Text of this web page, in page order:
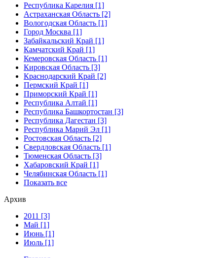
Республика Карелия [1]
Астраханская Область [2]
Вологодская Область [1]
Город Москва [1]
Забайкальский Край [1]
Камчатский Край [1]
Кемеровская Область [1]
Кировская Область [3]
Краснодарский Край [2]
Пермский Край [1]
Приморский Край [1]
Республика Алтай [1]
Республика Башкортостан [3]
Республика Дагестан [3]
Республика Марий Эл [1]
Ростовская Область [2]
Свердловская Область [1]
Тюменская Область [3]
Хабаровский Край [1]
Челябинская Область [1]
Показать все
Архив
2011 [3]
Май [1]
Июнь [1]
Июль [1]